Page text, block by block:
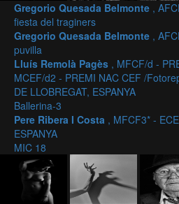
Gregorio Quesada Belmonte ,
fiesta del traginers
Gregorio Quesada Belmonte ,
puvilla
Lluís Remolà Pagès , MFCF/d -
MCEF/d2 - PREMI NAC CEF /
DE LLOBREGAT, ESPANYA
Ballerina-3
Pere Ribera I Costa , MFCF3* -
ESPANYA
MIC 18